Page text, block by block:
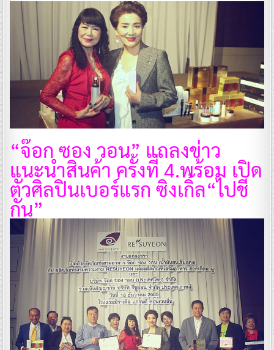
“จ๊อก ซอง วอน” แถลงข่าว
แนะนำสินค้า ครั้งที่ 4.พร้อม เปิด
ตัวศิลปินเบอร์แรก ซิงเกิ้ล“ไปชี
กัน”